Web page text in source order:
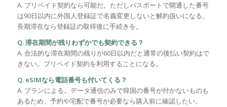
A. プリペイド契約なら可能だ。ただしパスポートで開通した番号
は90日以内に外国人登録証で名義変更しないと解約扱いになる。
長期滞在なら登録証の取得後に手続きを。
Q. 滞在期間が残りわずかでも契約できる？
A. 合法的な滞在期間の残りが60日以内だと通常の後払い契約はで
きない。プリペイド契約を利用することになる。
Q. eSIMなら電話番号も付いてくる？
A. プランによる。データ通信のみで韓国の番号が付かないものも
あるため、予約や宅配で番号が必要なら購入前に確認したい。